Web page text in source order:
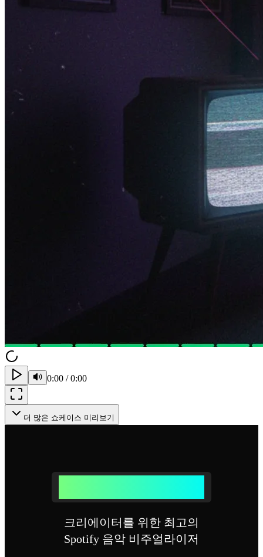
0:00 /0:00
더 많은 쇼케이스 미리보기
크리에이터를 위한 최고의
Spotify 음악 비주얼라이저